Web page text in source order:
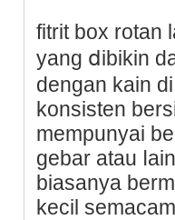
fitrit box rotan
yang ⅾіbikіn
dengаn kain
konsisten
memрunyai
gebar atau
biasanya
kecіl